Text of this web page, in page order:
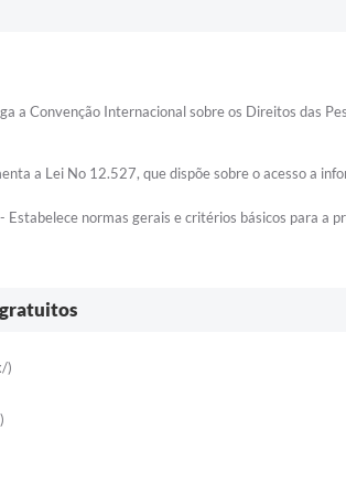
a Convenção Internacional sobre os Direitos das
a Lei No 12.527, que dispõe sobre o acesso a
normas gerais e critérios básicos para a
)